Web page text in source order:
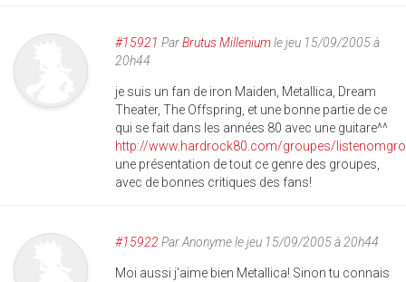
#15921 ParBrutus Milleniumle jeu 15/09/2005 à
20h44
je suis un fan de iron Maiden, Metallica, Dream
Theater, The Offspring, et une bonne partie de ce
qui se fait dans les années 80 avec une guitare^^
http://www.hardrock80.com/groupes/
une présentation de tout ce genre des groupes,
avec de bonnes critiques des fans!
#15922 ParAnonymele jeu 15/09/2005 à 20h44
Moi aussi j'aime bien Metallica! Sinon tu connais